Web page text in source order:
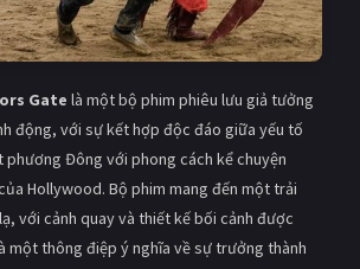
Gate là một bộ phim phiêu lưu giả tưởng
động, với sự kết hợp độc đáo giữa yếu tố
phương Đông với phong cách kể chuyện
Hollywood. Bộ phim mang đến một trải
với cảnh quay và thiết kế bối cảnh được
một thông điệp ý nghĩa về sự trưởng thành